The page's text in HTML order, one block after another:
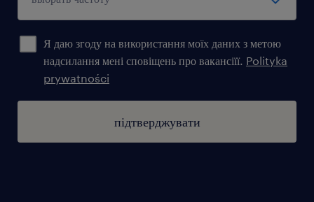
Я даю згоду на використання моїх даних з метою
надсилання мені сповіщень про вакансіїї. Polityka
prywatności
підтверджувати